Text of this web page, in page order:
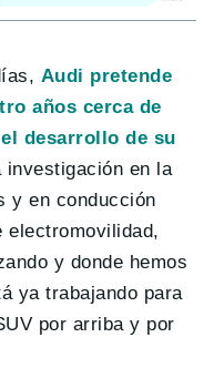
Audi pretende
años cerca de
desarrollo de su
investigación en la
y en conducción
electromovilidad,
y donde hemos
ya trabajando para
por arriba y por